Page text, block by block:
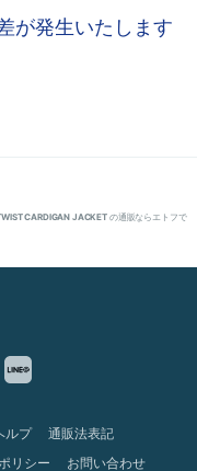
が発生いたします
CARDIGAN JACKETの通販ならエトフで
ルプ
通販法表記
リシー お問い合わせ